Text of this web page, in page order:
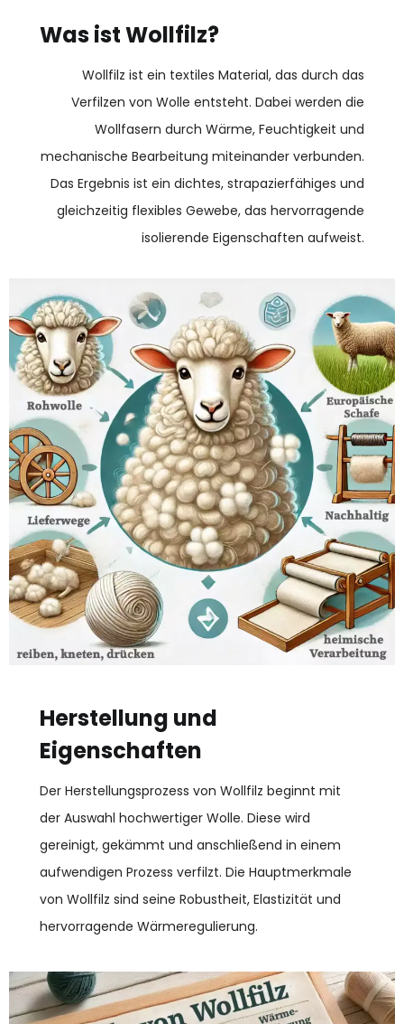
Was ist Wollfilz?
Wollfilz ist ein textiles Material, das durch das
Verfilzen von Wolle entsteht. Dabei werden die
Wollfasern durch Wärme, Feuchtigkeit und
mechanische Bearbeitung miteinander verbunden.
Das Ergebnis ist ein dichtes, strapazierfähiges und
gleichzeitig flexibles Gewebe, das hervorragende
isolierende Eigenschaften aufweist.
Herstellung und
Eigenschaften
Der Herstellungsprozess von Wollfilz beginnt mit
der Auswahl hochwertiger Wolle. Diese wird
gereinigt, gekämmt und anschließend in einem
aufwendigen Prozess verfilzt. Die Hauptmerkmale
von Wollfilz sind seine Robustheit, Elastizität und
hervorragende Wärmeregulierung.